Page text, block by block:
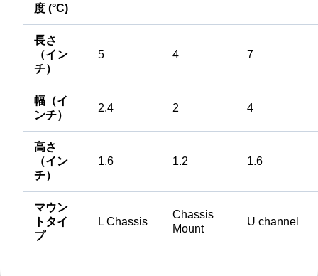
度 (°C)
長さ
（イン
チ）
5 4 7
幅（イ
ンチ）
2.4 2 4
高さ
（イン
チ）
1.6 1.2 1.6
マウン
トタイ
プ
L Chassis
Chassis
Mount
U channel